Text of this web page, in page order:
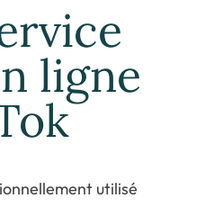
ligne
utilisé